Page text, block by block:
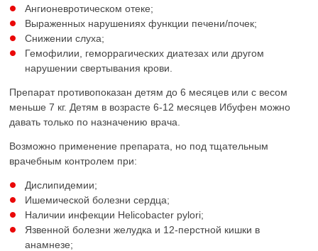
Ангионевротическом отеке;
Выраженных нарушениях функции печени/почек;
Снижении слуха;
Гемофилии, геморрагических диатезах или другом
нарушении свертывания крови.
Препарат противопоказан детям до 6 месяцев или с весом
меньше 7 кг. Детям в возрасте 6-12 месяцев Ибуфен можно
давать только по назначению врача.
Возможно применение препарата, но под тщательным
врачебным контролем при:
Дислипидемии;
Ишемической болезни сердца;
Наличии инфекции Helicobacter pylori;
Язвенной болезни желудка и 12-перстной кишки в
анамнезе;